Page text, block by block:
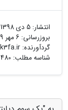
انتشار: 5 دی 1398
بروزرسانی: 6 مهر 1399
گردآورنده:
شناسه مطلب: 480